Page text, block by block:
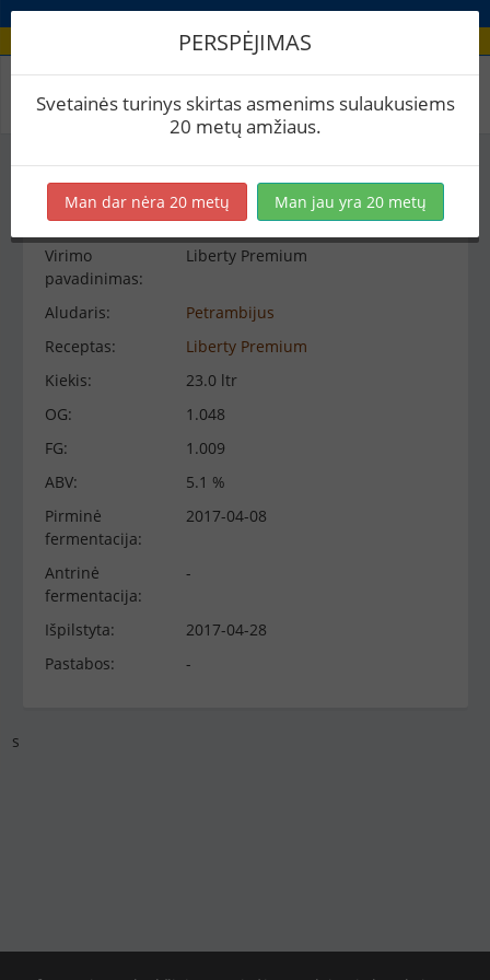
Virimo peržiūra
−
Virimo informacija
Virimo
pavadinimas:
Liberty Premium
Aludaris:
Petrambijus
Receptas:
Liberty Premium
Kiekis:
23.0 ltr
OG:
1.048
FG:
1.009
ABV:
5.1 %
Pirminė
fermentacija:
2017-04-08
Antrinė
fermentacija:
-
Išpilstyta:
2017-04-28
Pastabos:
-
s
PERSPĖJIMAS
Svetainės turinys skirtas asmenims sulaukusiems
20 metų amžiaus.
Man dar nėra 20 metų Man jau yra 20 metų